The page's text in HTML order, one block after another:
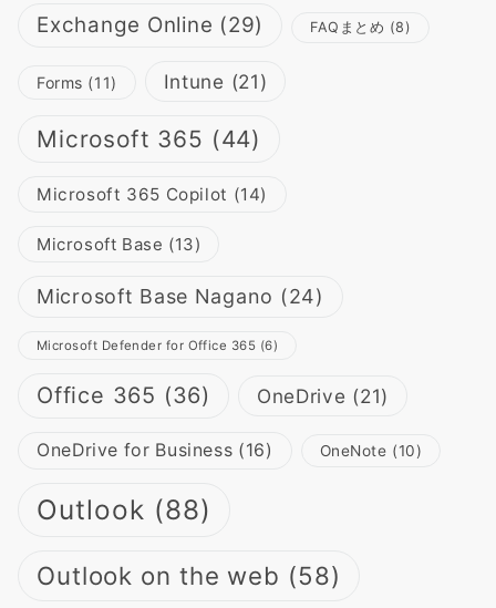
Exchange Online (29) FAQまとめ (8)
Forms (11) Intune (21)
Microsoft 365 (44)
Microsoft 365 Copilot (14)
Microsoft Base (13)
Microsoft Base Nagano (24)
Microsoft Defender for Office 365 (6)
Office 365 (36) OneDrive (21)
OneDrive for Business (16) OneNote (10)
Outlook (88)
Outlook on the web (58)